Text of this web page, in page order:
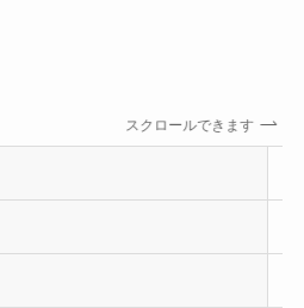
スクロールできます